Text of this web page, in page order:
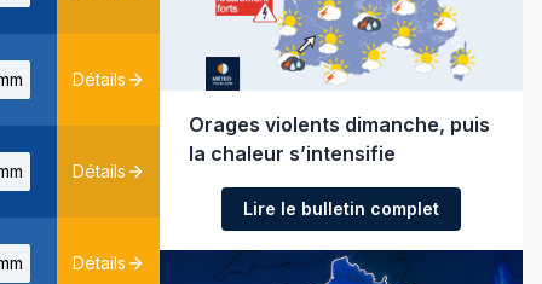
Détails
Détails
Détails
Orages violents dimanche, puis
la chaleur s’intensifie
Lire le bulletin complet